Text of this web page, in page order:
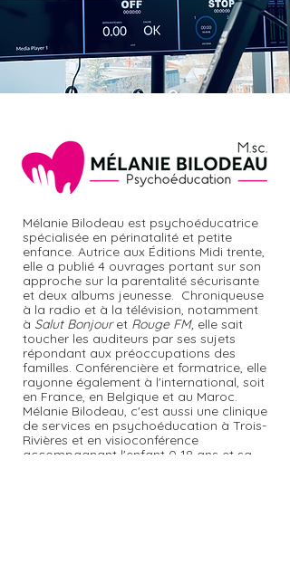
Mélanie Bilodeau est psychoéducatrice
spécialisée en périnatalité et petite
enfance. Autrice aux Éditions Midi trente,
elle a publié 4 ouvrages portant sur son
approche sur la parentalité sécurisante
et deux albums jeunesse. Chroniqueuse
à la radio et à la télévision, notamment
à Salut Bonjouret Rouge FM, elle sait
toucher les auditeurs par ses sujets
répondant aux préoccupations des
familles. Conférencière et formatrice, elle
rayonne également à l'international, soit
en France, en Belgique et au Maroc.
Mélanie Bilodeau, c'est aussi une clinique
de services en psychoéducation à Trois-
Rivières et en visioconférence
accompagnant l'enfant 0-18 ans et sa